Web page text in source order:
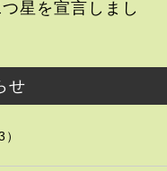
星を宣言しまし
せ